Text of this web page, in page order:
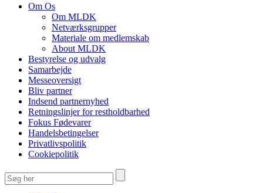
Om Os
Om MLDK
Netværksgrupper
Materiale om medlemskab
About MLDK
Bestyrelse og udvalg
Samarbejde
Messeoversigt
Bliv partner
Indsend partnernyhed
Retningslinjer for restholdbarhed
Fokus Fødevarer
Handelsbetingelser
Privatlivspolitik
Cookiepolitik